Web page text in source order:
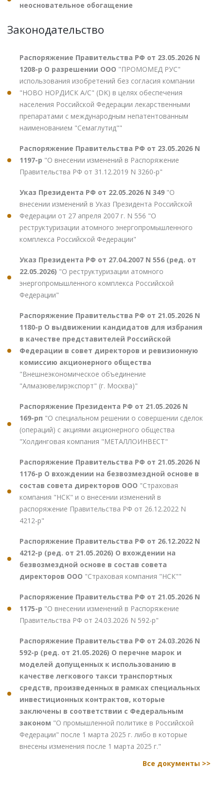
неосновательное обогащение
Законодательство
Распоряжение Правительства РФ от 23.05.2026 N
1208-р О разрешении ООО "ПРОМОМЕД РУС"
использования изобретений без согласия компании
"НОВО НОРДИСК А/С" (DK) в целях обеспечения
населения Российской Федерации лекарственными
препаратами с международным непатентованным
наименованием "Семаглутид""
Распоряжение Правительства РФ от 23.05.2026 N
1197-р "О внесении изменений в Распоряжение
Правительства РФ от 31.12.2019 N 3260-р"
Указ Президента РФ от 22.05.2026 N 349 "О
внесении изменений в Указ Президента Российской
Федерации от 27 апреля 2007 г. N 556 "О
реструктуризации атомного энергопромышленного
комплекса Российской Федерации"
Указ Президента РФ от 27.04.2007 N 556 (ред. от
22.05.2026) "О реструктуризации атомного
энергопромышленного комплекса Российской
Федерации"
Распоряжение Правительства РФ от 21.05.2026 N
1180-р О выдвижении кандидатов для избрания
в качестве представителей Российской
Федерации в совет директоров и ревизионную
комиссию акционерного общества
"Внешнеэкономическое объединение
"Алмазювелирэкспорт" (г. Москва)"
Распоряжение Президента РФ от 21.05.2026 N
169-рп "О специальном решении о совершении сделок
(операций) с акциями акционерного общества
"Холдинговая компания "МЕТАЛЛОИНВЕСТ"
Распоряжение Правительства РФ от 21.05.2026 N
1176-р О вхождении на безвозмездной основе в
состав совета директоров ООО "Страховая
компания "НСК" и о внесении изменений в
распоряжение Правительства РФ от 26.12.2022 N
4212-р"
Распоряжение Правительства РФ от 26.12.2022 N
4212-р (ред. от 21.05.2026) О вхождении на
безвозмездной основе в состав совета
директоров ООО "Страховая компания "НСК""
Распоряжение Правительства РФ от 21.05.2026 N
1175-р "О внесении изменений в Распоряжение
Правительства РФ от 24.03.2026 N 592-р"
Распоряжение Правительства РФ от 24.03.2026 N
592-р (ред. от 21.05.2026) О перечне марок и
моделей допущенных к использованию в
качестве легкового такси транспортных
средств, произведенных в рамках специальных
инвестиционных контрактов, которые
заключены в соответствии с Федеральным
законом "О промышленной политике в Российской
Федерации" после 1 марта 2025 г. либо в которые
внесены изменения после 1 марта 2025 г."
Все документы >>